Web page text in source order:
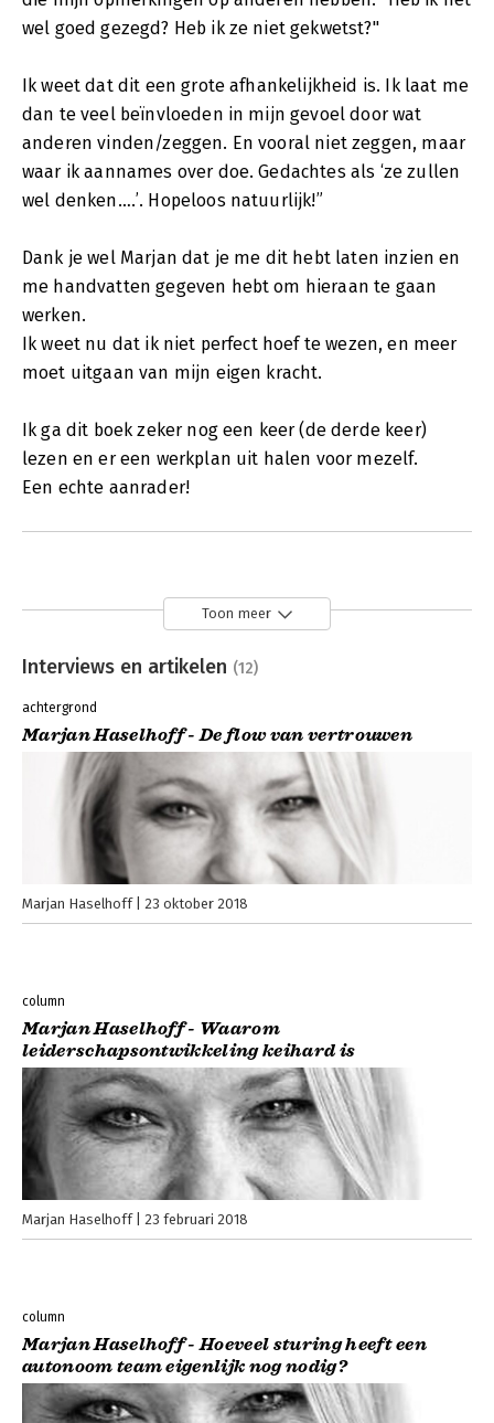
wel goed gezegd? Heb ik ze niet gekwetst?"
Ik weet dat dit een grote afhankelijkheid is. Ik laat me
dan te veel beïnvloeden in mijn gevoel door wat
anderen vinden/zeggen. En vooral niet zeggen, maar
waar ik aannames over doe. Gedachtes als ‘ze zullen
wel denken….’. Hopeloos natuurlijk!”
Dank je wel Marjan dat je me dit hebt laten inzien en
me handvatten gegeven hebt om hieraan te gaan
werken.
Ik weet nu dat ik niet perfect hoef te wezen, en meer
moet uitgaan van mijn eigen kracht.
Ik ga dit boek zeker nog een keer (de derde keer)
lezen en er een werkplan uit halen voor mezelf.
Een echte aanrader!
Toon meer
Interviews en artikelen (12)
achtergrond
Marjan Haselhoff - De flow van vertrouwen
Marjan Haselhoff 23 oktober 2018
column
Marjan Haselhoff - Waarom
leiderschapsontwikkeling keihard is
Marjan Haselhoff 23 februari 2018
column
Marjan Haselhoff - Hoeveel sturing heeft een
autonoom team eigenlijk nog nodig?